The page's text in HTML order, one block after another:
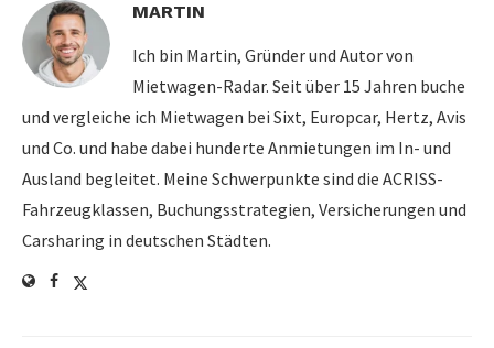
MARTIN
Ich bin Martin, Gründer und Autor von
Mietwagen-Radar. Seit über 15 Jahren buche
und vergleiche ich Mietwagen bei Sixt, Europcar, Hertz, Avis
und Co. und habe dabei hunderte Anmietungen im In- und
Ausland begleitet. Meine Schwerpunkte sind die ACRISS-
Fahrzeugklassen, Buchungsstrategien, Versicherungen und
Carsharing in deutschen Städten.